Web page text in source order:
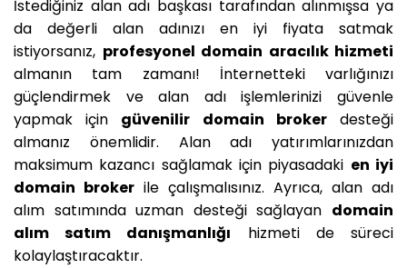
İstediğiniz alan adı başkası tarafından alınmışsa ya
da değerli alan adınızı en iyi fiyata satmak
istiyorsanız, profesyonel domain aracılık hizmeti
almanın tam zamanı! İnternetteki varlığınızı
güçlendirmek ve alan adı işlemlerinizi güvenle
yapmak için güvenilir domain brokerdesteği
almanız önemlidir. Alan adı yatırımlarınızdan
maksimum kazancı sağlamak için piyasadaki en iyi
domain broker ile çalışmalısınız. Ayrıca, alan adı
alım satımında uzman desteği sağlayan domain
alım satım danışmanlığı hizmeti de süreci
kolaylaştıracaktır.